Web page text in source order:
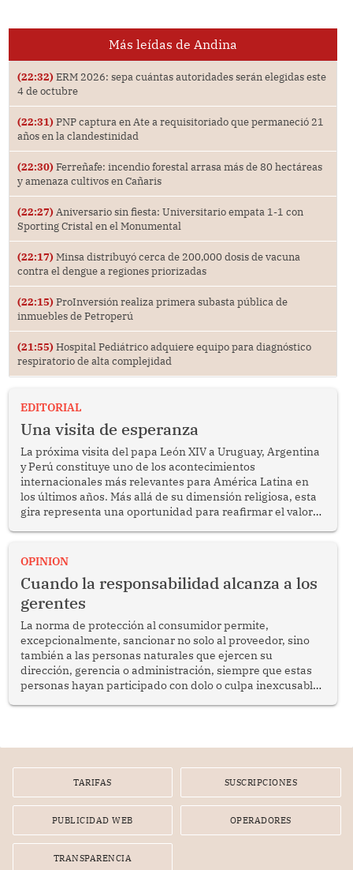
Más leídas de Andina
(22:32) ERM 2026: sepa cuántas autoridades serán elegidas este
4 de octubre
(22:31) PNP captura en Ate a requisitoriado que permaneció 21
años en la clandestinidad
(22:30) Ferreñafe: incendio forestal arrasa más de 80 hectáreas
y amenaza cultivos en Cañaris
(22:27) Aniversario sin fiesta: Universitario empata 1-1 con
Sporting Cristal en el Monumental
(22:17) Minsa distribuyó cerca de 200,000 dosis de vacuna
contra el dengue a regiones priorizadas
(22:15) ProInversión realiza primera subasta pública de
inmuebles de Petroperú
(21:55) Hospital Pediátrico adquiere equipo para diagnóstico
respiratorio de alta complejidad
EDITORIAL
Una visita de esperanza
La próxima visita del papa León XIV a Uruguay, Argentina
y Perú constituye uno de los acontecimientos
internacionales más relevantes para América Latina en
los últimos años. Más allá de su dimensión religiosa, esta
gira representa una oportunidad para reafirmar el valor
enfrenta desafíos en materia de desarrollo, cohesión
OPINION
Cuando la responsabilidad alcanza a los
gerentes
La norma de protección al consumidor permite,
excepcionalmente, sancionar no solo al proveedor, sino
también a las personas naturales que ejercen su
dirección, gerencia o administración, siempre que estas
personas hayan participado con dolo o culpa inexcusable
por la frustrada realización de un meet and greet con
TARIFAS SUSCRIPCIONES
PUBLICIDAD WEB OPERADORES
TRANSPARENCIA